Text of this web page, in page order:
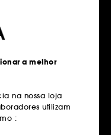
a melhor
na nossa loja
utilizam
: